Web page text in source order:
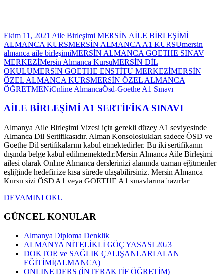
Ekim 11, 2021 Aile Birleşimi MERSİN AİLE BİRLEŞİMİ
ALMANCA KURSMERSİN ALMANCA A1 KURSUmersin
almanca aile birleşimiMERSİN ALMANCA GOETHE SINAV
MERKEZİMersin Almanca KursuMERSİN DİL
OKULUMERSİN GOETHE ENSTİTU MERKEZİMERSİN
ÖZEL ALMANCA KURSMERSİN ÖZEL ALMANCA
ÖĞRETMENiOnline AlmancaÖsd-Goethe A1 Sınavı
AİLE BİRLEŞİMİ A1 SERTİFİKA SINAVI
Almanya Aile Birleşimi Vizesi için gerekli düzey A1 seviyesinde
Almanca Dil Sertifikasıdır. Alman Konsoloslukları sadece ÖSD ve
Goethe Dil sertifikalarını kabul etmektedirler. Bu iki sertifikanın
dışında belge kabul edilmemektedir.Mersin Almanca Aile Birleşimi
ailesi olarak Online Almanca derslerinizi alanında uzman eğitmenler
eşliğinde hedefinize kısa sürede ulaşabilirsiniz. Mersin Almanca
Kursu sizi ÖSD A1 veya GOETHE A1 sınavlarına hazırlar .
DEVAMINI OKU
GÜNCEL KONULAR
Almanya Diploma Denklik
ALMANYA NİTELİKLİ GÖÇ YASASI 2023
DOKTOR ve SAĞLIK ÇALIŞANLARI ALAN
EĞİTİMİ(ALMANCA)
ONLINE DERS (İNTERAKTİF ÖĞRETİM)